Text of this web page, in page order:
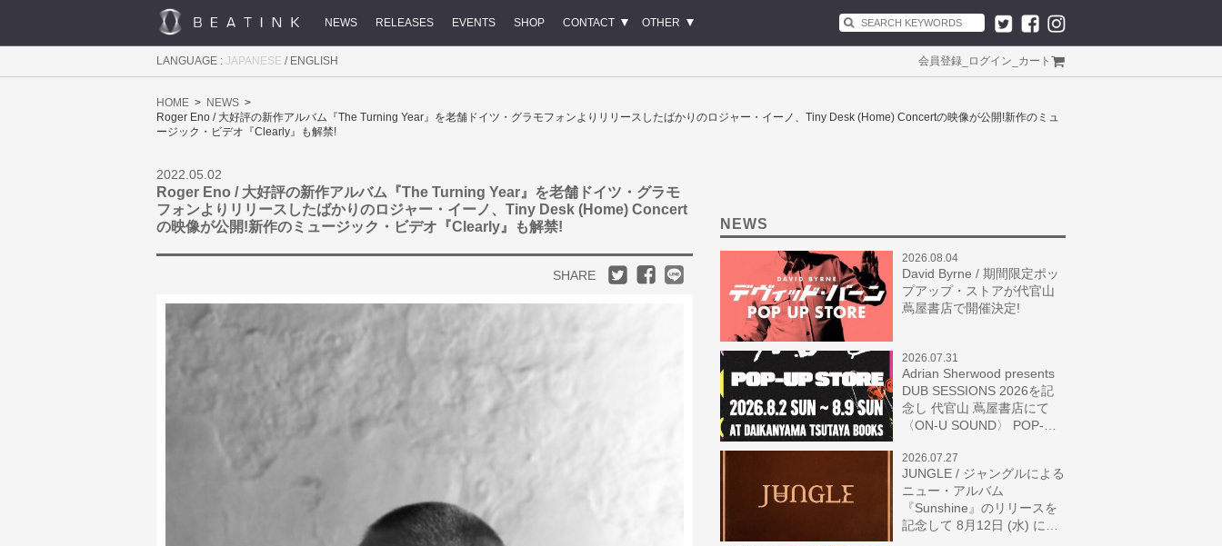
NEWS RELEASES EVENTS SHOP CONTACT OTHER
LANGUAGE : JAPANESE / ENGLISH 会員登録 ログイン カート
HOME
NEWS
Roger Eno / 大好評の新作アルバム『The Turning Year』を老舗ドイツ・グラモフォンよりリリースしたばかりのロジャー・イーノ、Tiny Desk (Home) Concertの映像が公開!新作のミュ
ージック・ビデオ『Clearly』も解禁!
2022.05.02
Roger Eno / 大好評の新作アルバム『The Turning Year』を老舗ドイツ・グラモ
フォンよりリリースしたばかりのロジャー・イーノ、Tiny Desk (Home) Concert
の映像が公開!新作のミュージック・ビデオ『Clearly』も解禁!
SHARE
NEWS
2026.08.04
David Byrne / 期間限定ポッ
プアップ・ストアが代官山
蔦屋書店で開催決定!
2026.07.31
Adrian Sherwood presents
DUB SESSIONS 2026を記
念し 代官山 蔦屋書店にて
〈ON-U SOUND〉 POP-…
2026.07.27
JUNGLE / ジャングルによる
ニュー・アルバム
『Sunshine』のリリースを
記念して 8月12日 (水) に…